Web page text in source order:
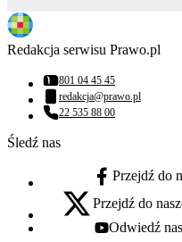
Redakcja serwisu Prawo.pl
Numer telefonu:
801 04 45 45
Adres email:
redakcja@prawo.pl
Numer telefonu:
22 535 88 00
Śledź nas
facebook - otwiera
Przejdź do
x - otwiera się w nowej
Przejdź do
youtube - otwiera
Odwiedź